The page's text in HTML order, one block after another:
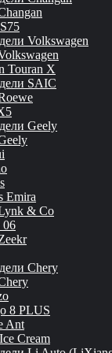
Volkswagen
Touran X
SAIC
Geely
Emira
& Co
06
Chery
8 PLUS
Ant
Cream